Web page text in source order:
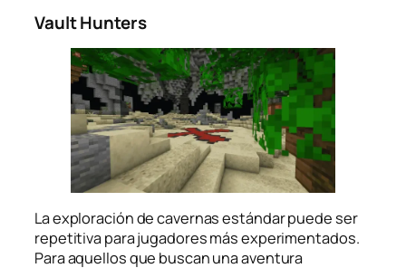
Vault Hunters
La exploración de cavernas estándar puede ser
repetitiva para jugadores más experimentados.
Para aquellos que buscan una aventura